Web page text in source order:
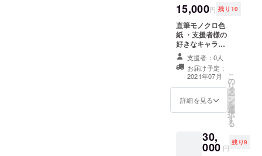
15,000円 残り10
直筆モノクロ色
紙 ・支援者様の
好きなキャラク
ターを描かせて
いただきます！
（キャラの指定
を備考欄にお書
きください。）
（ポーズ、服
支援者：0人
お届け予定：
2021年07月
詳細を見る
こ
の
リ
タ
ー
ン
を
選
択
す
る
30,
000 円
残り9